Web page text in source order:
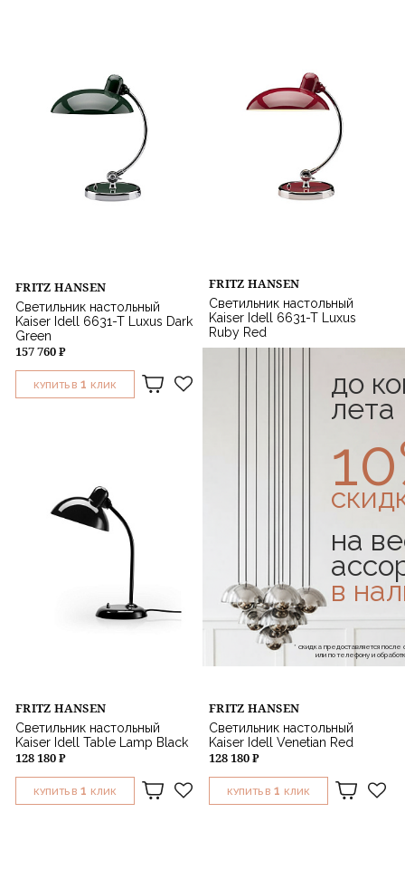
FRITZ HANSEN
Светильник настольный
Kaiser Idell 6631-T Luxus Dark
Green
157 760 ₽
КУПИТЬ В 1 КЛИК
FRITZ HANSEN
Светильник настольный
Kaiser Idell 6631-T Luxus
Ruby Red
157 760 ₽
FRITZ HANSEN
Светильник настольный
Kaiser Idell Table Lamp Black
128 180 ₽
КУПИТЬ В 1 КЛИК
FRITZ HANSEN
Светильник настольный
Kaiser Idell Venetian Red
128 180 ₽
КУПИТЬ В 1 КЛИК
до
лета
на
в
* скидка предоставляется
или по телефону и